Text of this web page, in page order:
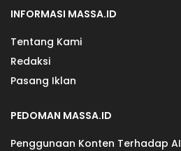
INFORMASI MASSA.ID
Tentang Kami
Redaksi
Pasang Iklan
PEDOMAN MASSA.ID
Penggunaan Konten Terhadap AI